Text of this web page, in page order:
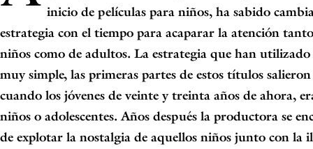
inicio de películas para niños, ha sabido
estrategia con el tiempo para acaparar la atención
niños como de adultos. La estrategia que han utilizado
muy simple, las primeras partes de estos títulos salieron
cuando los jóvenes de veinte y treinta años de ahora,
niños o adolescentes. Años después la productora se
de explotar la nostalgia de aquellos niños junto con la